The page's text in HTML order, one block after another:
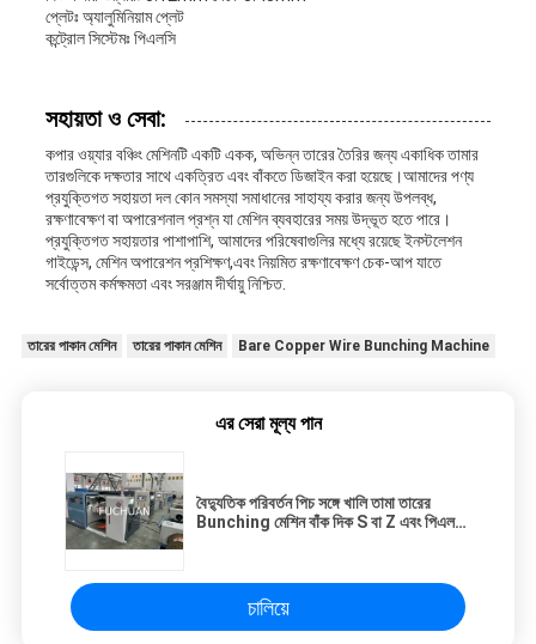
প্লেটঃ অ্যালুমিনিয়াম প্লেট
কন্ট্রোল সিস্টেমঃ পিএলসি
সহায়তা ও সেবা:
কপার ওয়্যার বঞ্চিং মেশিনটি একটি একক, অভিন্ন তারের তৈরির জন্য একাধিক তামার
তারগুলিকে দক্ষতার সাথে একত্রিত এবং বাঁকতে ডিজাইন করা হয়েছে।আমাদের পণ্য
প্রযুক্তিগত সহায়তা দল কোন সমস্যা সমাধানের সাহায্য করার জন্য উপলব্ধ,
রক্ষণাবেক্ষণ বা অপারেশনাল প্রশ্ন যা মেশিন ব্যবহারের সময় উদ্ভূত হতে পারে।
প্রযুক্তিগত সহায়তার পাশাপাশি, আমাদের পরিষেবাগুলির মধ্যে রয়েছে ইনস্টলেশন
গাইডেন্স, মেশিন অপারেশন প্রশিক্ষণ,এবং নিয়মিত রক্ষণাবেক্ষণ চেক-আপ যাতে
সর্বোত্তম কর্মক্ষমতা এবং সরঞ্জাম দীর্ঘায়ু নিশ্চিত.
তারের পাকান মেশিন তারের পাকান মেশিন Bare Copper Wire Bunching Machine
এর সেরা মূল্য পান
বৈদ্যুতিক পরিবর্তন পিচ সঙ্গে খালি তামা তারের
Bunching মেশিন বাঁক দিক S বা Z এবং পিএলসি
চালিয়ে